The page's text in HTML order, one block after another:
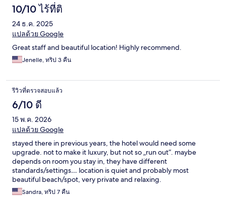
10/10 ไร้ที่ติ
24 ธ.ค. 2025
แปลด้วย Google
Great staff and beautiful location! Highly recommend.
Jenelle, ทริป 3 คืน
รีวิวที่ตรวจสอบแล้ว
6/10 ดี
15 พ.ค. 2026
แปลด้วย Google
stayed there in previous years, the hotel would need some
upgrade. not to make it luxury, but not so „run out“. maybe
depends on room you stay in, they have different
standards/settings… location is quiet and probably most
beautiful beach/spot, very private and relaxing.
Sandra, ทริป 7 คืน